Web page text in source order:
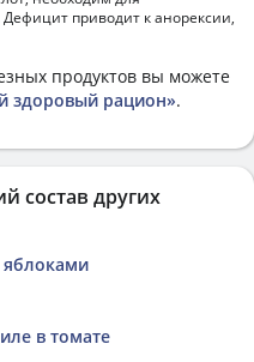
приводит к анорексии,
продуктов вы можете
здоровый рацион».
состав других
яблоками
в томате